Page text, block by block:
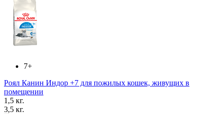
7+
Роял Канин Индор +7 для пожилых кошек, живущих в
помещении
1,5 кг.
3,5 кг.